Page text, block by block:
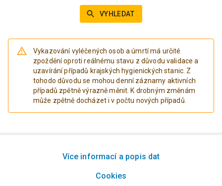
VYHLEDAT
Vykazování vyléčených osob a úmrtí má určité
zpoždění oproti reálnému stavu z důvodu validace a
uzavírání případů krajských hygienických stanic. Z
tohodo důvodu se mohou denní záznamy aktivních
případů zpětně výrazně měnit. K drobným změnám
může zpětně docházet i v počtu nových případů.
Více informací a popis dat
Cookies